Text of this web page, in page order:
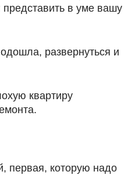
в уме вашу
развернуться и
квартиру
первая, которую надо